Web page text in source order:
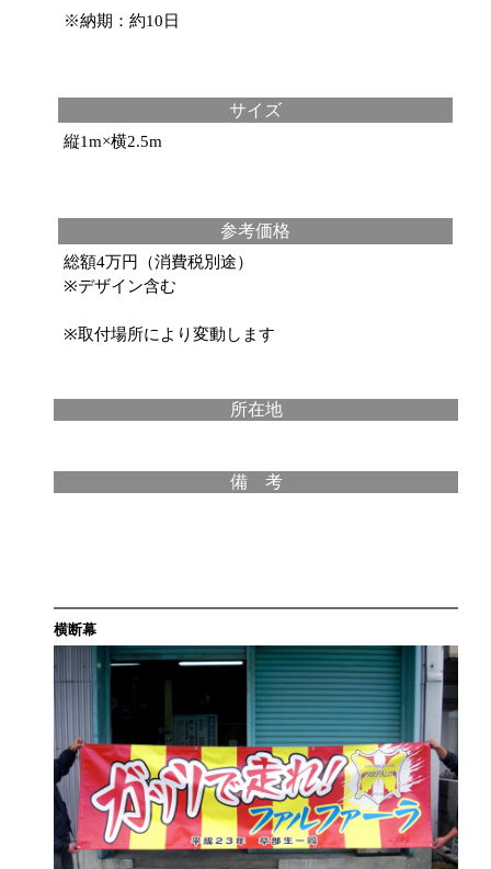
※納期：約10日
サイズ
縦1m×横2.5m
参考価格
総額4万円（消費税別途）
※デザイン含む
※取付場所により変動します
所在地
備 考
横断幕